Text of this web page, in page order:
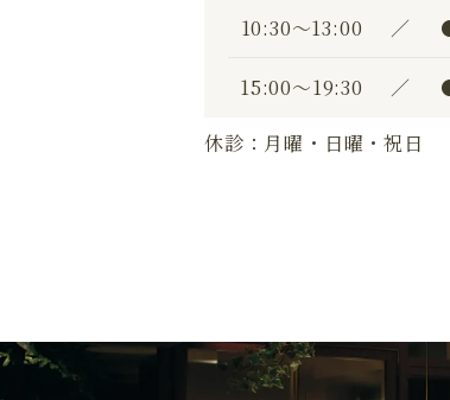
10:30〜13:00 ／
15:00〜19:30 ／
休診：月曜・日曜・祝日